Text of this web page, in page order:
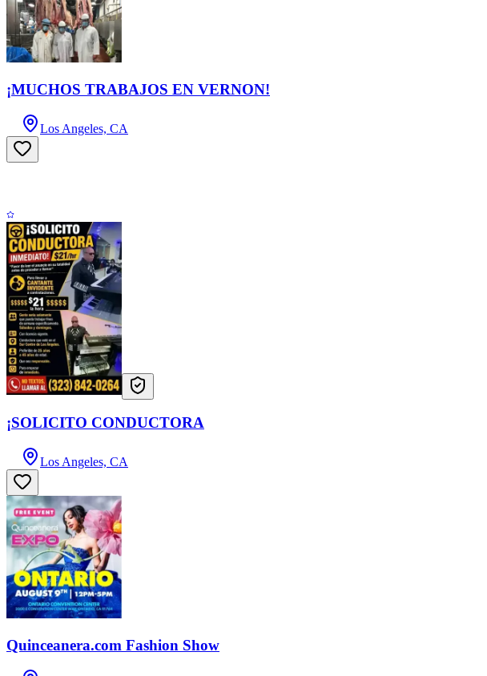
¡MUCHOS TRABAJOS EN VERNON!
Los Angeles, CA
¡SOLICITO CONDUCTORA
Los Angeles, CA
Quinceanera.com Fashion Show